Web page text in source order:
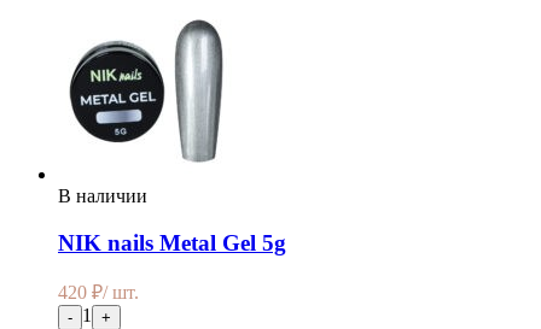
В наличии
NIK nails Metal Gel 5g
420 ₽/ шт.
- 1 +